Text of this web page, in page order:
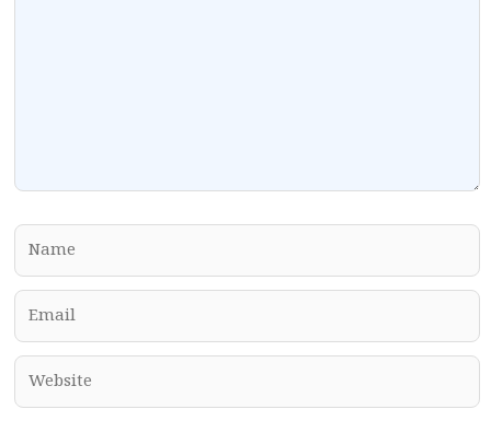
Name
Email
Website